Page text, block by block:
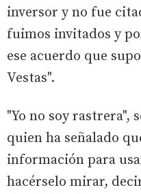
inversor y no fue
fuimos invitados y
ese acuerdo que
Vestas".
"Yo no soy rastrera",
quien ha señalado
información para
hacérselo mirar,